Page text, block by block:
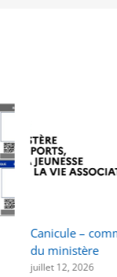
Canicule –
du ministère
juillet 12, 2026